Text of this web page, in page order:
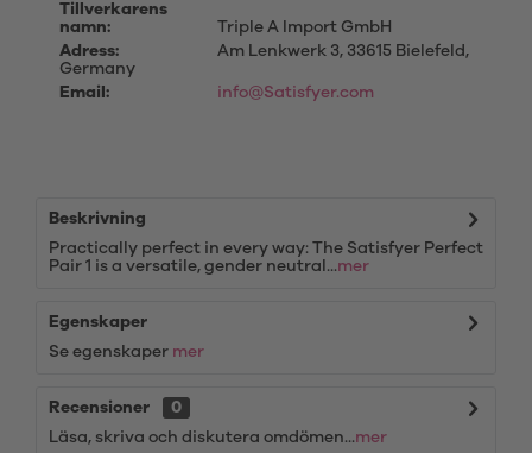
Tillverkarens
namn:
Triple A Import GmbH
Adress:
Am Lenkwerk 3, 33615 Bielefeld,
Germany
Email:
info@Satisfyer.com
Beskrivning
Practically perfect in every way: The Satisfyer Perfect
Pair 1 is a versatile, gender neutral...mer
Egenskaper
Se egenskaper mer
Recensioner
0
Läsa, skriva och diskutera omdömen...mer